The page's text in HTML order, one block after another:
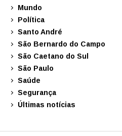
Mundo
Política
Santo André
São Bernardo do Campo
São Caetano do Sul
São Paulo
Saúde
Segurança
Últimas notícias